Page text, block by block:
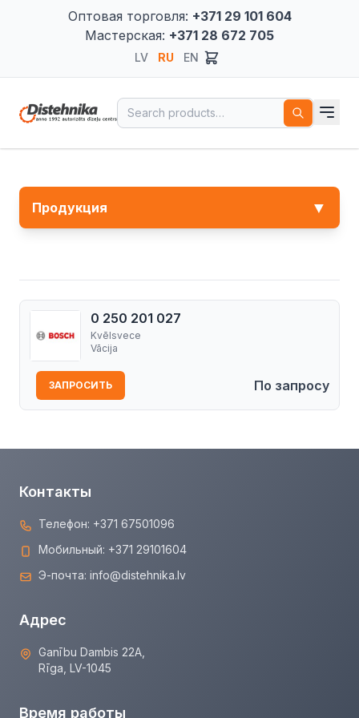
Оптовая торговля: +371 29 101 604
Мастерская: +371 28 672 705
LV RU EN
Search for:
Продукция ▼
0 250 201 027
Kvēlsvece
Vācija
По запросу
ЗАПРОСИТЬ
Контакты
Телефон: +371 67501096
Мобильный: +371 29101604
Э-почта: info@distehnika.lv
Адрес
Ganību Dambis 22A,
Rīga, LV-1045
Время работы